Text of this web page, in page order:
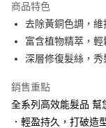
Google Pay
AFTEE先享後付
相關說明
AFTEE先享後付是「在
１．簡單：不需註冊會
２．便利：只要手機號
運送方式
付款後全家取貨
商品特色
去除黃銅色調，
富含植物精萃，
深層修復髮絲，秀
銷售重點
全系列高效能髮品 幫
．輕盈持久，打破造